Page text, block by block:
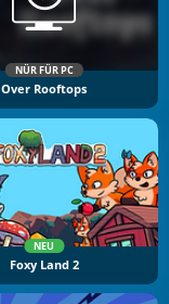
NÜR FÜR PC
Over Rooftops
NEU
Foxy Land 2